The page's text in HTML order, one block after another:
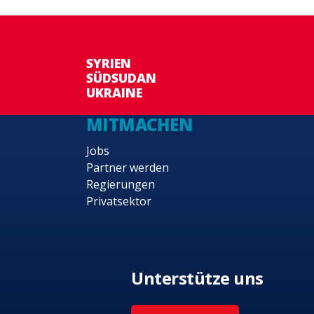
SYRIEN
SÜDSUDAN
UKRAINE
MITMACHEN
Jobs
Partner werden
Regierungen
Privatsektor
Unterstütze uns